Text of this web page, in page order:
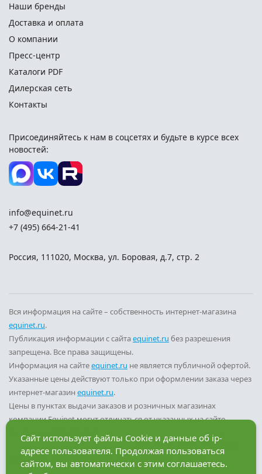
Наши бренды
Доставка и оплата
О компании
Пресс-центр
Каталоги PDF
Дилерская сеть
Контакты
Присоединяйтесь к нам в соцсетях и будьте в курсе всех
новостей:
info@equinet.ru
+7 (495) 664-21-41
Россия, 111020, Москва, ул. Боровая, д.7, стр. 2
Вся информация на сайте – собственность интернет-магазина
equinet.ru.
Публикация информации с сайтаequinet.ru без разрешения
запрещена. Все права защищены.
Информация на сайтеequinet.ru не является публичной офертой.
Указанные цены действуют только при оформлении заказа через
интернет-магазин equinet.ru.
Цены в пунктах выдачи заказов и розничных магазинах
компании Equinet могут отличаться от указанных на сайте.
Вы принимаете условия
политики конфиденциальности
пользовательского соглашения
каждый раз, когда оставляете
свои данные в любой форме обратной связи на сайте
Сайт использует файлы Cookie и данные об ip-
адресе пользователя. Продолжая пользоваться
сайтом, вы автоматически с этим соглашаетесь.